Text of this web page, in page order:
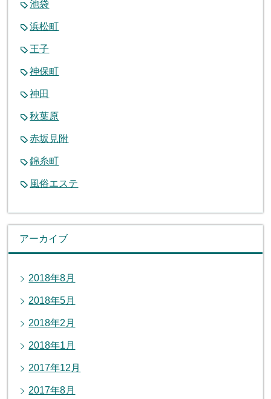
池袋
浜松町
王子
神保町
神田
秋葉原
赤坂見附
錦糸町
風俗エステ
アーカイブ
2018年8月
2018年5月
2018年2月
2018年1月
2017年12月
2017年8月